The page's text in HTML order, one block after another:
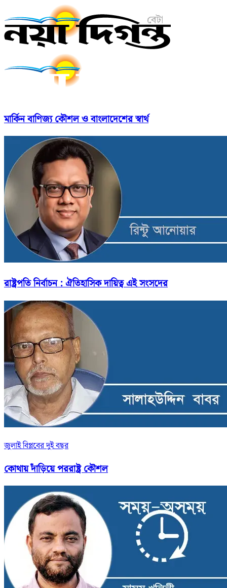
মার্কিন বাণিজ্য কৌশল ও বাংলাদেশের স্বার্থ
রাষ্ট্রপতি নির্বাচন : ঐতিহাসিক দায়িত্ব এই সংসদের
জুলাই বিপ্লবের দুই বছর
কোথায় দাঁড়িয়ে পররাষ্ট্র কৌশল